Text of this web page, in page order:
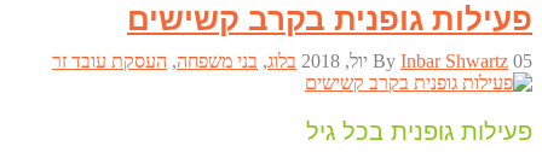
פעילות גופנית בקרב קשישים
By Inbar Shwartz 05 יול, 2018 בלוג, בני משפחה, העסקת עובד זר
פעילות גופנית בכל גיל